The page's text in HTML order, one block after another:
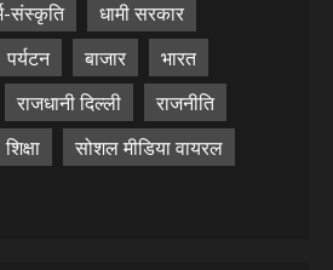
संस्कृति
धामी सरकार
पर्यटन बाजार
भारत
राजधानी दिल्ली
राजनीति
शिक्षा
सोशल मीडिया वायरल